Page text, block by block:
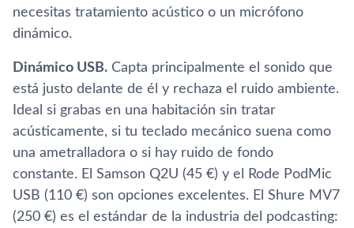
necesitas tratamiento acústico o un micrófono
dinámico.
Dinámico USB. Capta principalmente el sonido que
está justo delante de él y rechaza el ruido ambiente.
Ideal si grabas en una habitación sin tratar
acústicamente, si tu teclado mecánico suena como
una ametralladora o si hay ruido de fondo
constante. El Samson Q2U (45 €) y el Rode PodMic
USB (110 €) son opciones excelentes. El Shure MV7
(250 €) es el estándar de la industria del podcasting: